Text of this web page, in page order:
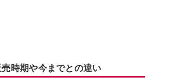
時期や今までとの違い